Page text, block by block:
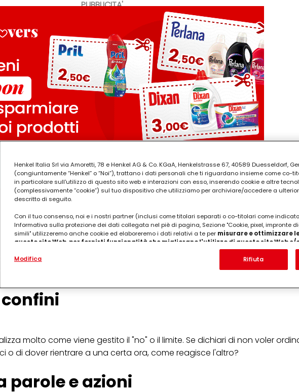
PUBBLICITA'
attivo
è la qualità del silenzio e dell'ascolto. Se il partner non aspetta solo il
e mostra curiosità autentica per i tuoi racconti, siamo di fronte a un
molto come viene gestito il "no" o il limite. Se dichiari di non voler
o di dover rientrare a una certa ora, come reagisce l'altro?
parole e azioni
Henkel Italia Srl via Amoretti, 78 e Henkel AG & Co. KGaA, Henkelstrasse 67, 40589 Duesseldorf,
(congiuntamente “Henkel” o “Noi”), trattano i dati personali che ti riguardano insieme come co-
in particolare sull'utilizzo di questo sito web e interazioni con esso, inserendo cookie e altre
(complessivamente “cookie”) sul tuo dispositivo che utilizziamo per archiviare/accedere a
descritto di seguito.
Con il tuo consenso, noi e i nostri partner (inclusi come titolari separati o co-titolari come
Informativa sulla protezione dei dati collegata nel piè di pagina, Sezione "Cookie, pixel, impronte
simili" utilizzeremo anche cookie ed elaboreremo i dati relativi a te per misurare e ottimizzare
questo sito Web, per fornirti funzionalità che migliorano l'utilizzo di questo sito Web e/
. Analizzeremo il tuo utilizzo di questo sito Web e le tue interazioni commerciali
(rispettivamente dell'azienda per cui lavori) per) e su tale base tracciare i tuoi acquisti dei nostri
terzi, conservare le nostre informazioni sulle entità commerciali e creare profili individuali su di te
identificati) su questo sito web e altri media (di terzi) tramite i dispositivi assegnati a te o alla tua
misurare e ottimizzare il successo delle campagne pubblicitarie.
qualsiasi momento con effetto per il futuro disabilitando i cookie sul nostro sito web nella sezione
collegata nel piè di pagina. Per ulteriori informazioni sui cookie utilizzati su questo sito Web, in
periodo di conservazione, consultare le informazioni dettagliate su ciascun cookie disponibili
Se fai clic su "Modifica" potrai trovare maggiori informazioni sul trattamento dei tuoi dati / sull'uso
per uno o più degli scopi sopra menzionati. Cliccando su "Accetta tutto", acconsenti all'uso dei
Modifica Rifiuta